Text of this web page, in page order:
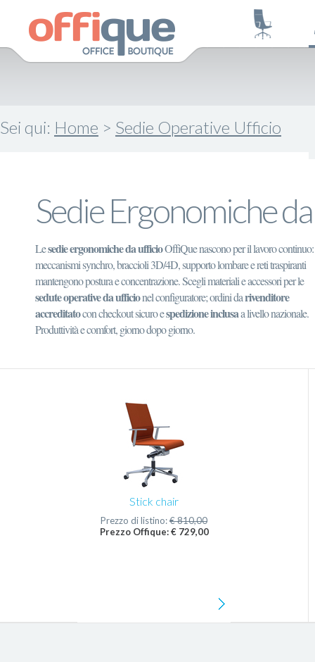
Sei qui: Home > Sedie Operative Ufficio
Sedie Ergonomiche
Lesedie ergonomiche da ufficioOffiQue nascono per il lavoro continuo:
meccanismi synchro, braccioli 3D/4D, supporto lombare e reti traspiranti
mantengono postura e concentrazione. Scegli materiali e accessori per le
sedute operative da ufficionel configuratore; ordini darivenditore
accreditatocon checkout sicuro espedizione inclusaa livello nazionale.
Produttività e comfort, giorno dopo giorno.
Stick chair
Prezzo di listino:€ 810,00
Prezzo Offique: € 729,00